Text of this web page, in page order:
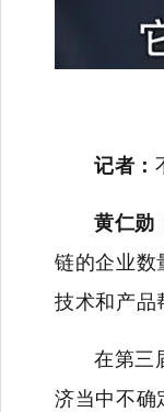
记者：
黄仁勋
链的企业数
技术和产品
在第三
济当中不确